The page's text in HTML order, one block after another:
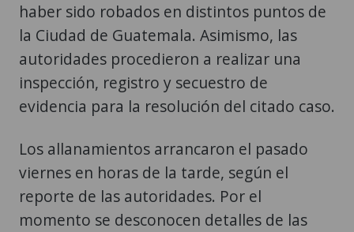
haber sido robados en distintos puntos de
la Ciudad de Guatemala. Asimismo, las
autoridades procedieron a realizar una
inspección, registro y secuestro de
evidencia para la resolución del citado caso.
Los allanamientos arrancaron el pasado
viernes en horas de la tarde, según el
reporte de las autoridades. Por el
momento se desconocen detalles de las